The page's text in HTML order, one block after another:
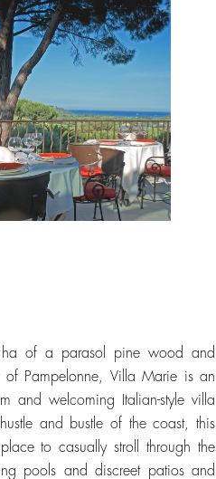
of a parasol pine wood and
of Pampelonne, Villa Marie is an
and welcoming Italian-style villa
and bustle of the coast, this
to casually stroll through the
pools and discreet patios and